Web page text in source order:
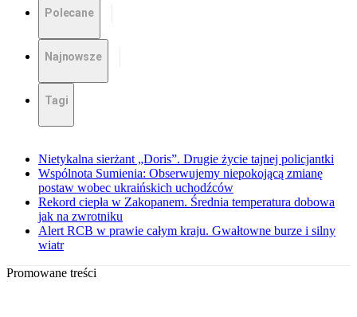
Polecane
Najnowsze
Tagi
Nietykalna sierżant „Doris”. Drugie życie tajnej policjantki
Wspólnota Sumienia: Obserwujemy niepokojącą zmianę
postaw wobec ukraińskich uchodźców
Rekord ciepła w Zakopanem. Średnia temperatura dobowa
jak na zwrotniku
Alert RCB w prawie całym kraju. Gwałtowne burze i silny
wiatr
Promowane treści